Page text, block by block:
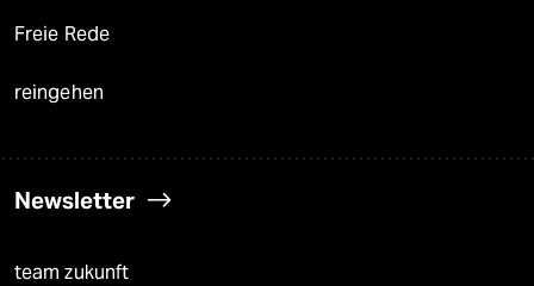
Freie Rede
reingehen
Newsletter
team zukunft